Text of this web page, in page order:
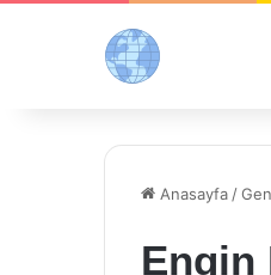
Anasayfa /
Engin